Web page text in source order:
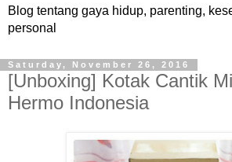
Blog tentang gaya hidup, parenting,
personal
Saturday, November 26, 2016
[Unboxing] Kotak Cantik
Hermo Indonesia